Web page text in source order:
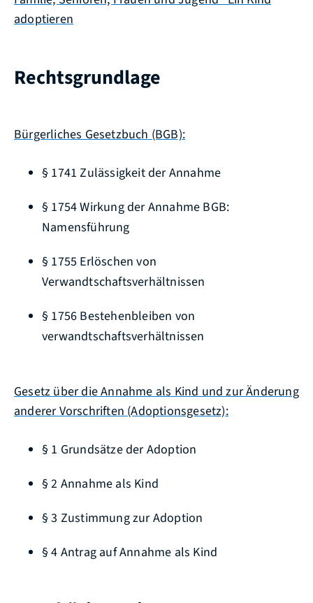
adoptieren
Rechtsgrundlage
Bürgerliches Gesetzbuch (BGB):
§ 1741 Zulässigkeit der Annahme
§ 1754 Wirkung der Annahme BGB:
Namensführung
§ 1755 Erlöschen von
Verwandtschaftsverhältnissen
§ 1756 Bestehenbleiben von
verwandtschaftsverhältnissen
Gesetz über die Annahme als Kind und zur Änderung
anderer Vorschriften (Adoptionsgesetz):
§ 1 Grundsätze der Adoption
§ 2 Annahme als Kind
§ 3 Zustimmung zur Adoption
§ 4 Antrag auf Annahme als Kind